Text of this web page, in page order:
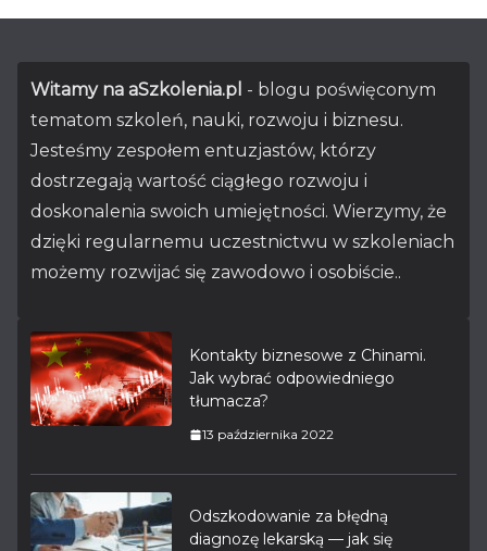
Witamy na aSzkolenia.pl - blogu poświęconym
tematom szkoleń, nauki, rozwoju i biznesu.
Jesteśmy zespołem entuzjastów, którzy
dostrzegają wartość ciągłego rozwoju i
doskonalenia swoich umiejętności. Wierzymy, że
dzięki regularnemu uczestnictwu w szkoleniach
możemy rozwijać się zawodowo i osobiście..
Kontakty biznesowe z Chinami.
Jak wybrać odpowiedniego
tłumacza?
13 października 2022
Odszkodowanie za błędną
diagnozę lekarską — jak się